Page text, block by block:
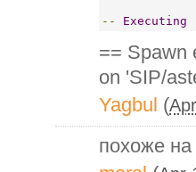
-- Executing
== Spawn
on 'SIP/
Yagbul (
похоже на